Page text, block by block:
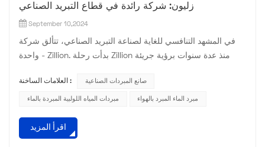
زليون: شركة رائدة في قطاع التبريد الصناعي
September 10,2024
في المشهد التنافسي للغاية لصناعة التبريد الصناعي، تتألق شركة
واحدة - Zillion. بدأت رحلة Zillion منذ عدة سنوات برؤية جريئة
تجميع فريق من المهنيين ذوي المهارات العالية الذين يتمتعون
بمعرفة متعمقة بتكنولوجيا التبريد والأتمتة الكهروميكانيكية. على مر
العلامات الساخنة : صانع المبردات الصناعية
مبردات المياه اللولبية المبردة بالماء مبرد الماء المبرد بالهواء
اقرأ المزيد